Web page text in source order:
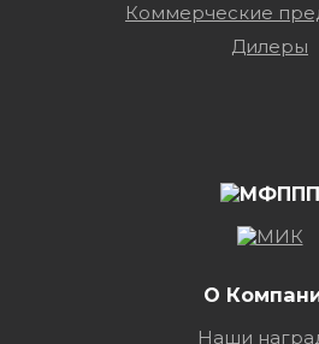
Коммерческие
Дилеры
О
Наши